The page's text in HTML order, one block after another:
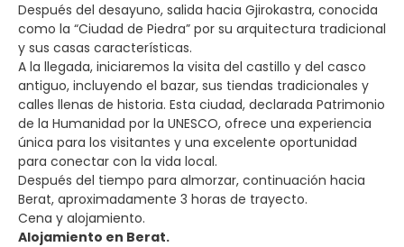
Después del desayuno, salida hacia Gjirokastra, conocida
como la “Ciudad de Piedra” por su arquitectura tradicional
y sus casas características.
A la llegada, iniciaremos la visita del castillo y del casco
antiguo, incluyendo el bazar, sus tiendas tradicionales y
calles llenas de historia. Esta ciudad, declarada Patrimonio
de la Humanidad por la UNESCO, ofrece una experiencia
única para los visitantes y una excelente oportunidad
para conectar con la vida local.
Después del tiempo para almorzar, continuación hacia
Berat, aproximadamente 3 horas de trayecto.
Cena y alojamiento.
Alojamiento en Berat.